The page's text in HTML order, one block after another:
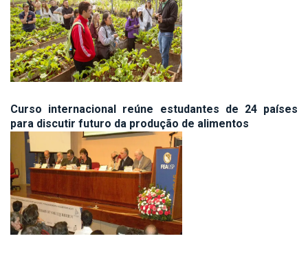
Curso internacional reúne estudantes de 24 países
para discutir futuro da produção de alimentos